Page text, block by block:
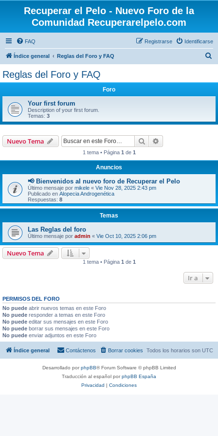
Recuperar el Pelo - Nuevo Foro de la
Comunidad Recuperarelpelo.com
FAQ Identificarse
Registrarse
Índice general Reglas del Foro y FAQ
Reglas del Foro y FAQ
Foro
Your first forum
Description of your first forum.
Temas: 3
Nuevo Tema Buscar
1 tema • Página 1 de 1
Anuncios
📢 Bienvenidos al nuevo foro de Recuperar el Pelo
Último mensaje por mikele « Vie Nov 28, 2025 2:43 pm
Publicado en Alopecia Androgenética
Respuestas: 8
Temas
Las Reglas del foro
Último mensaje por admin « Vie Oct 10, 2025 2:06 pm
Nuevo Tema
1 tema • Página 1 de 1
Ir a
PERMISOS DEL FORO
No puede abrir nuevos temas en este Foro
No puede responder a temas en este Foro
No puede editar sus mensajes en este Foro
No puede borrar sus mensajes en este Foro
No puede enviar adjuntos en este Foro
Índice general Todos los horarios son UTC
Borrar cookies
Contáctenos
Desarrollado porphpBB® Forum Software © phpBB Limited
Traducción al español porphpBB España
Privacidad | Condiciones